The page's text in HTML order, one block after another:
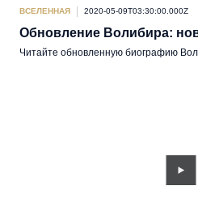
ВСЕЛЕННАЯ 2020-05-09T03:30:00.000Z
Обновление Волибира:
Читайте обновленную биографию